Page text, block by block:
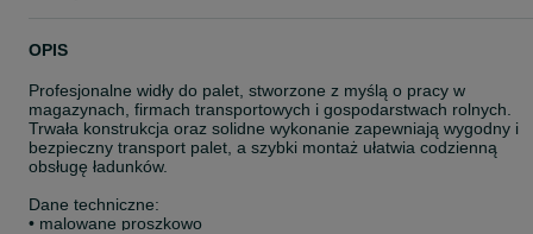
OPIS
Profesjonalne widły do palet, stworzone z myślą o pracy w
magazynach, firmach transportowych i gospodarstwach rolnych.
Trwała konstrukcja oraz solidne wykonanie zapewniają wygodny i
bezpieczny transport palet, a szybki montaż ułatwia codzienną
obsługę ładunków.
Dane techniczne:
• malowane proszkowo